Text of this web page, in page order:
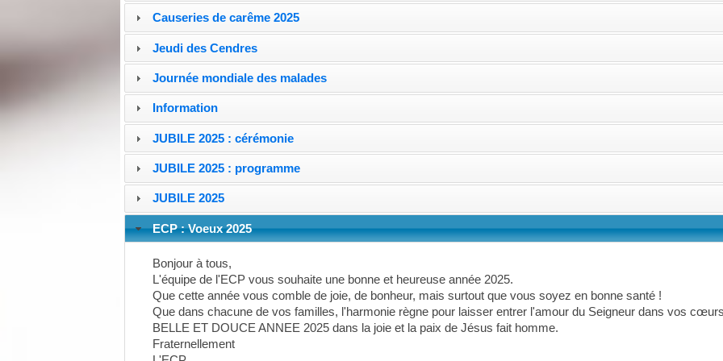
Causeries de carême 2025
Jeudi des Cendres
Journée mondiale des malades
Information
JUBILE 2025 : cérémonie
JUBILE 2025 : programme
JUBILE 2025
ECP : Voeux 2025
Bonjour à tous,
L'équipe de l'ECP vous souhaite une bonne et heureuse année 2025.
Que cette année vous comble de joie, de bonheur, mais surtout que vous soyez en bonne santé !
Que dans chacune de vos familles, l'harmonie règne pour laisser entrer l'amour du Seigneur dans vos
BELLE ET DOUCE ANNEE 2025 dans la joie et la paix de Jésus fait homme.
Fraternellement